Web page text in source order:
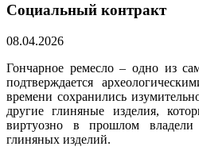
Социальный контракт
08.04.2026
Гончарное ремесло – одно из
подтверждается
времени сохранились
другие глиняные изделия,
виртуозно в прошлом владели
глиняных изделий.